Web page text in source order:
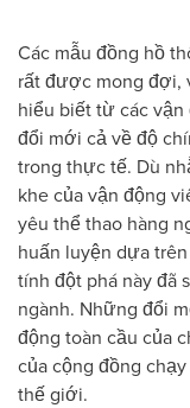
Các mẫu đồng hồ
rất được mong đợi,
hiểu biết từ các
đổi mới cả về độ
trong thực tế. Dù
khe của vận động
yêu thể thao hàng
huấn luyện dựa
tính đột phá này đã
ngành. Những đổi
động toàn cầu của
của cộng đồng
thế giới.